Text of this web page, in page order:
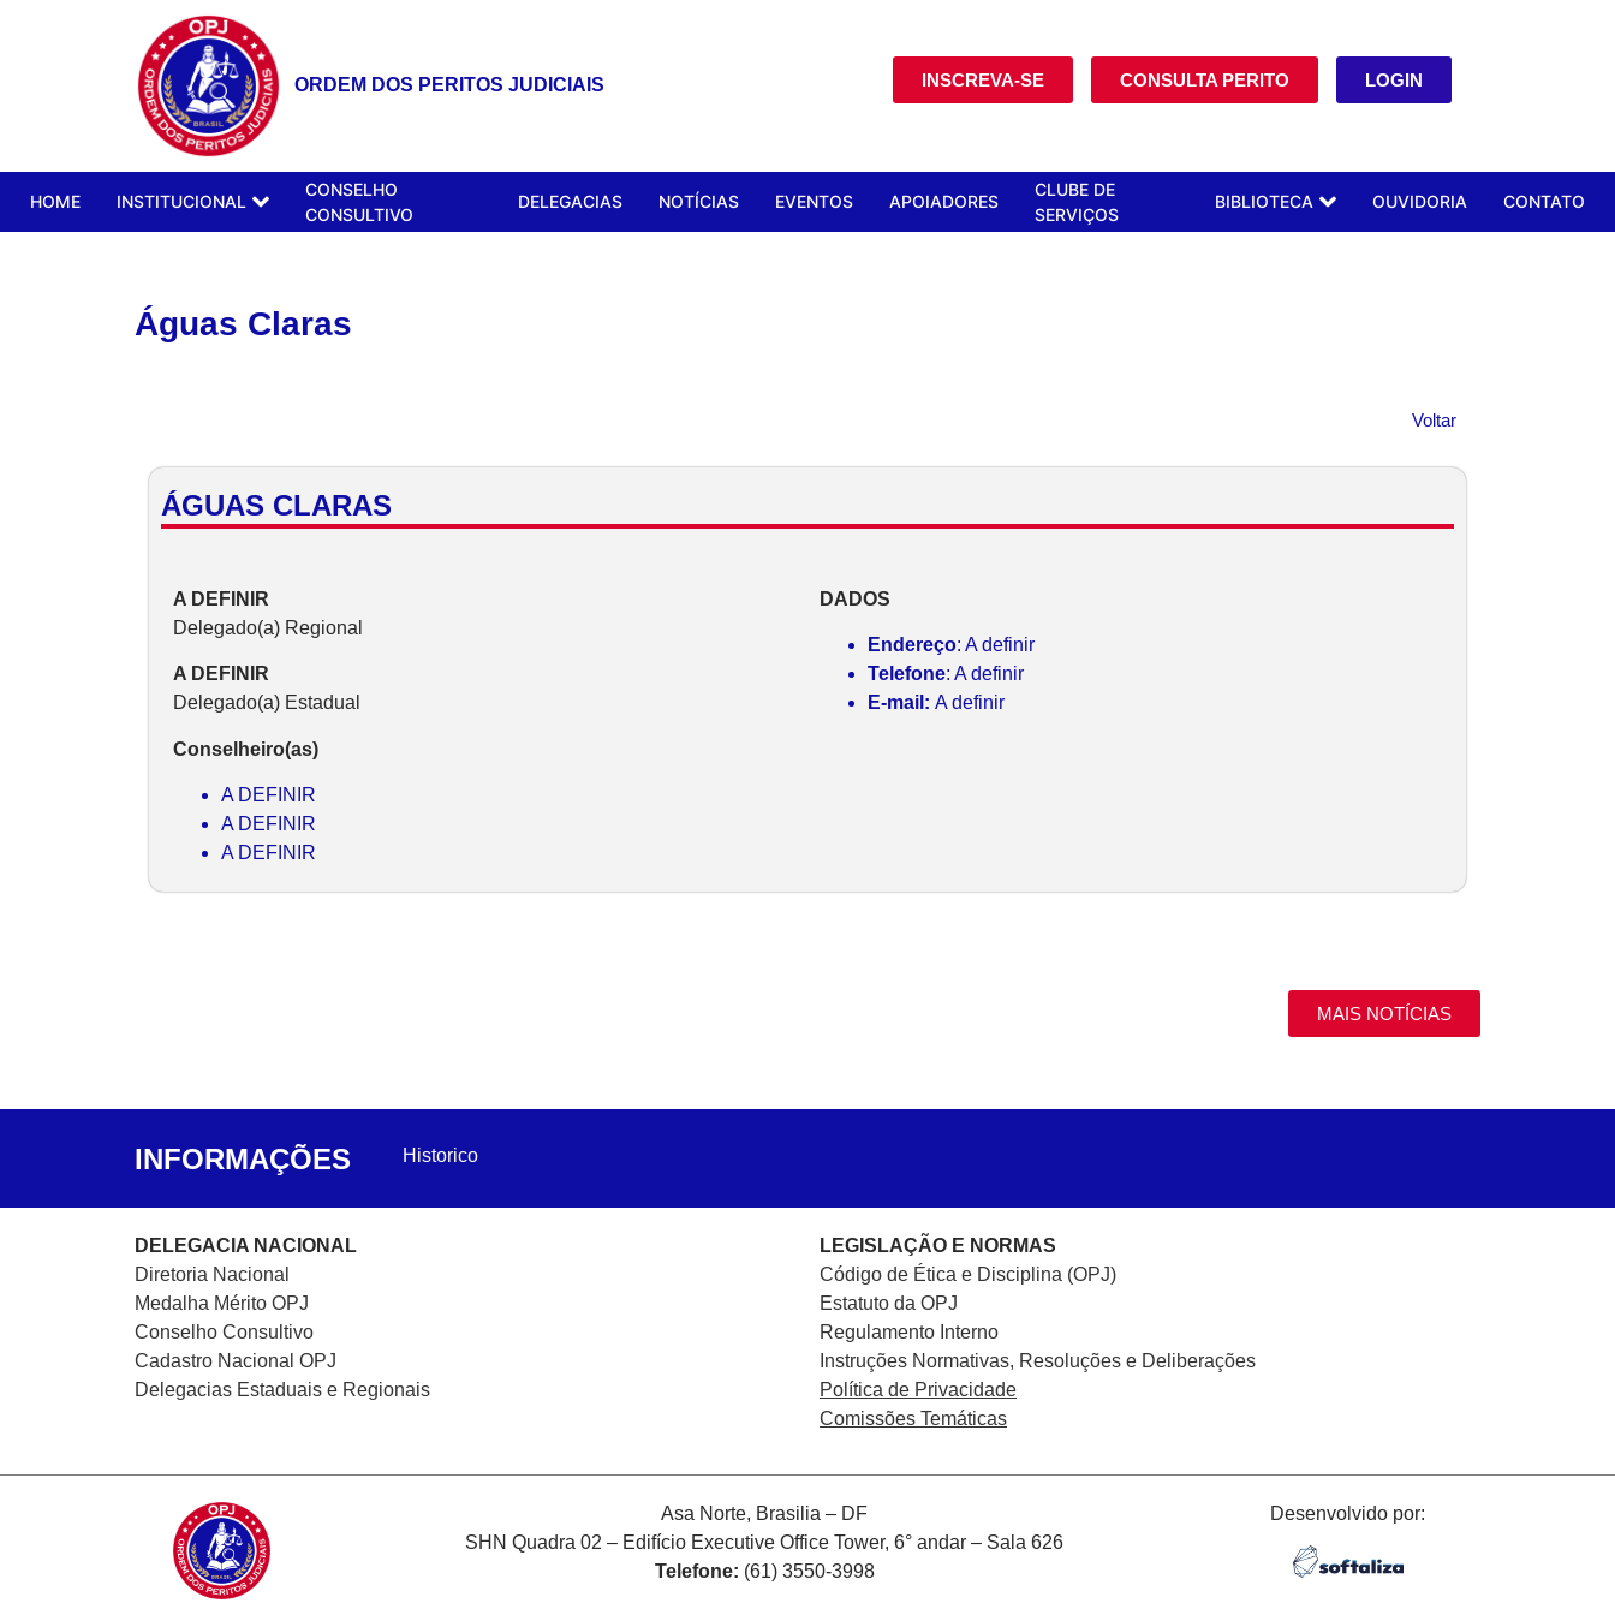
ORDEM DOS PERITOS JUDICIAIS INSCREVA-SE CONSULTA PERITO LOGIN
HOME INSTITUCIONAL
CONSELHO
CONSULTIVO
DELEGACIAS NOTÍCIAS EVENTOS APOIADORES
CLUBE DE
SERVIÇOS
BIBLIOTECA OUVIDORIA CONTATO
Águas Claras
Voltar
ÁGUAS CLARAS
A DEFINIR
Delegado(a) Regional
A DEFINIR
Delegado(a) Estadual
Conselheiro(as)
A DEFINIR
A DEFINIR
A DEFINIR
DADOS
Endereço: A definir
Telefone: A definir
E-mail: A definir
MAIS NOTÍCIAS
INFORMAÇÕES Historico
DELEGACIA NACIONAL
Diretoria Nacional
Medalha Mérito OPJ
Conselho Consultivo
Cadastro Nacional OPJ
Delegacias Estaduais e Regionais
LEGISLAÇÃO E NORMAS
Código de Ética e Disciplina (OPJ)
Estatuto da OPJ
Regulamento Interno
Instruções Normativas, Resoluções e Deliberações
Política de Privacidade
Comissões Temáticas
Asa Norte, Brasilia – DF
SHN Quadra 02 – Edifício Executive Office Tower, 6° andar – Sala 626
Telefone: (61) 3550-3998
Desenvolvido por: